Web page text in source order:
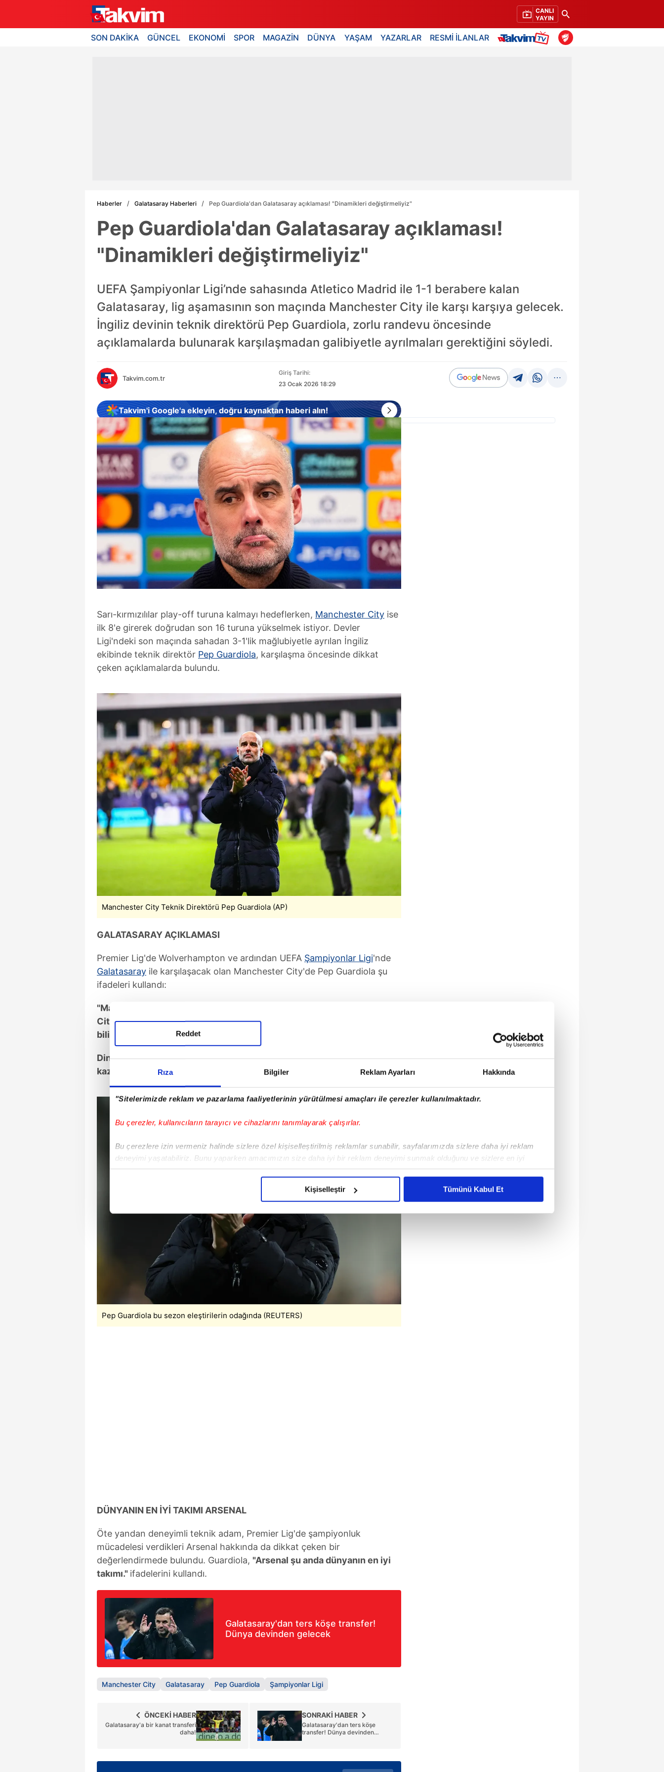
Rıza Bilgiler Reklam Ayarları Hakkında
"Sitelerimizde reklam ve pazarlama faaliyetlerinin yürütülmesi amaçları ile çerezler kullanılmaktadır.
Bu çerezler, kullanıcıların tarayıcı ve cihazlarını tanımlayarak çalışırlar.
Bu çerezlere izin vermeniz halinde sizlere özel kişiselleştirilmiş reklamlar sunabilir, sayfalarımızda sizlere daha iyi reklam
deneyimi yaşatabiliriz. Bunu yaparken amacımızın size daha iyi bir reklam deneyimi sunmak olduğunu ve sizlere en iyi
içerikleri sunabilmek adına elimizden gelen çabayı gösterdiğimizi ve bu noktada, reklamların maliyetlerimizi karşılamak
Sizlere daha iyi bir hizmet sunabilmek için İnternet Sitemizde kendimize ve üçüncü kişilere ait çerezler kullanılmaktadır. Bu
çerezler vasıtasıyla çeşitli kişisel verileriniz işlenmekte olup gerekli olan çerezler bilgi toplumu hizmetlerinin sunulması
amacıyla kullanılmaktadır. Diğer çerezler, sitemizin daha işlevsel kılınması ve kişiselleştirilmesi ve sizlere yönelik
reklam/pazarlama faaliyetlerinin yapılması, amaçlarıyla sınırlı olarak açık rızanız dahilinde kullanılacaktır.
Çerezlere ilişkin tercihlerinizi aşağıda yer alan panel vasıtasıyla belirleyebilirsiniz. Çerezlere ilişkin detaylı bilgi için Ayarlar
butonuna tıklayabilir,
ziyaret edebilirsiniz.
Reddet
Kişiselleştir Tümünü Kabul Et
CANLI
YAYIN
SON DAKİKA GÜNCEL EKONOMİ SPOR MAGAZİN DÜNYA YAŞAM YAZARLAR RESMİ İLANLAR
Haberler Galatasaray Haberleri Pep Guardiola'dan Galatasaray açıklaması! "Dinamikleri değiştirmeliyiz"
Pep Guardiola'dan Galatasaray açıklaması!
"Dinamikleri değiştirmeliyiz"
UEFA Şampiyonlar Ligi’nde sahasında Atletico Madrid ile 1-1 berabere kalan
Galatasaray, lig aşamasının son maçında Manchester City ile karşı karşıya gelecek.
İngiliz devinin teknik direktörü Pep Guardiola, zorlu randevu öncesinde
açıklamalarda bulunarak karşılaşmadan galibiyetle ayrılmaları gerektiğini söyledi.
Takvim.com.tr
Giriş Tarihi:
23 Ocak 2026 18:29
Takvim'i Google'a ekleyin, doğru kaynaktan haberi alın!
Sarı-kırmızılılar play-off turuna kalmayı hedeflerken, Manchester City ise
ilk 8'e girerek doğrudan son 16 turuna yükselmek istiyor. Devler
Ligi'ndeki son maçında sahadan 3-1'lik mağlubiyetle ayrılan İngiliz
ekibinde teknik direktör Pep Guardiola, karşılaşma öncesinde dikkat
çeken açıklamalarda bulundu.
Manchester City Teknik Direktörü Pep Guardiola (AP)
GALATASARAY AÇIKLAMASI
Premier Lig'de Wolverhampton ve ardından UEFA Şampiyonlar Ligi'nde
Galatasaray ile karşılaşacak olan Manchester City'de Pep Guardiola şu
ifadeleri kullandı:
"Maç kaybedemeyiz, değil mi? Kaybedemeyiz, öyle mi? Manchester
City o kadar mükemmel ki maç kaybetmememiz gerekiyor, bunu
biliyorum. Olan bu, evet.
Dinamikleri değiştirmeli ve Wolverhampton ile Galatasaray maçlarını
kazanmalıyız."
Pep Guardiola bu sezon eleştirilerin odağında (REUTERS)
DÜNYANIN EN İYİ TAKIMI ARSENAL
Öte yandan deneyimli teknik adam, Premier Lig'de şampiyonluk
mücadelesi verdikleri Arsenal hakkında da dikkat çeken bir
değerlendirmede bulundu. Guardiola, "Arsenal şu anda dünyanın en iyi
takımı." ifadelerini kullandı.
Galatasaray'dan ters köşe transfer!
Dünya devinden gelecek
Manchester City Galatasaray Pep Guardiola Şampiyonlar Ligi
SONRAKİ HABER
Galatasaray'dan ters köşe
transfer! Dünya devinden
ÖNCEKİ HABER
Galatasaray'a bir kanat transferi
daha!